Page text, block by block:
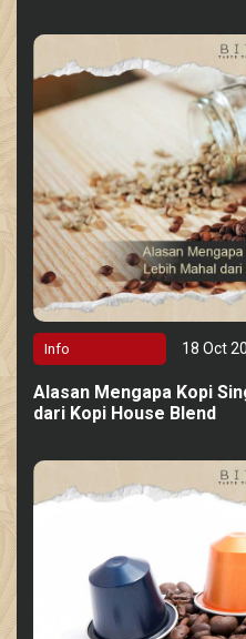
Info 18 Oct
Alasan Mengapa Kopi
dari Kopi House Blend